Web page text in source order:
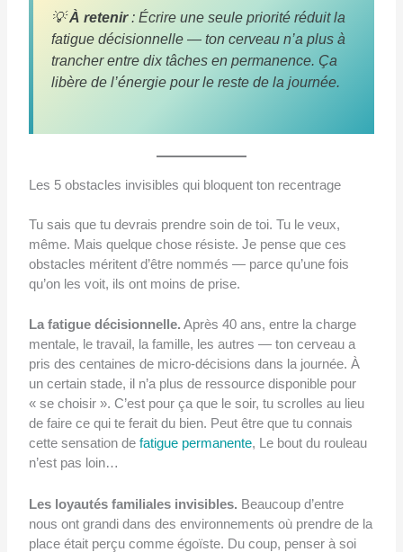
💡À retenir: Écrire une seule priorité réduit la
fatigue décisionnelle — ton cerveau n’a plus à
trancher entre dix tâches en permanence. Ça
libère de l’énergie pour le reste de la journée.
Les 5 obstacles invisibles qui bloquent ton recentrage
Tu sais que tu devrais prendre soin de toi. Tu le veux,
même. Mais quelque chose résiste. Je pense que ces
obstacles méritent d’être nommés — parce qu’une fois
qu’on les voit, ils ont moins de prise.
La fatigue décisionnelle. Après 40 ans, entre la charge
mentale, le travail, la famille, les autres — ton cerveau a
pris des centaines de micro-décisions dans la journée. À
un certain stade, il n’a plus de ressource disponible pour
« se choisir ». C’est pour ça que le soir, tu scrolles au lieu
de faire ce qui te ferait du bien. Peut être que tu connais
cette sensation de fatigue permanente, Le bout du rouleau
n’est pas loin…
Les loyautés familiales invisibles. Beaucoup d’entre
nous ont grandi dans des environnements où prendre de la
place était perçu comme égoïste. Du coup, penser à soi